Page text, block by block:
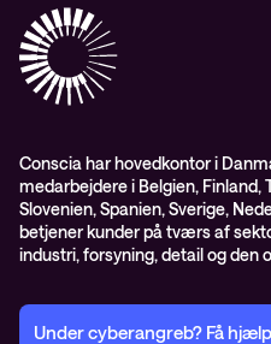
Observability
Conscia Managed Services
Conscia Services
Videoer
Whitepapers
Partnere
Presserum
ISO certifikater
Proces for kundeklager
Salgs- og leveringsbetingelser
Selskabsoplysninger og SKI-
Conscia har hovedkontor i
medarbejdere i Belgien, Finland,
Slovenien, Spanien, Sverige,
betjener kunder på tværs af
industri, forsyning, detail og den
Under cyberangreb? Få